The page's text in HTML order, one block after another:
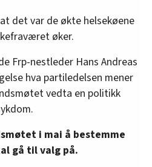
det var de økte helsekøene
øker.
Frp-nestleder Hans Andreas
hva partiledelsen mener
vedta en politikk
i mai å bestemme
gå til valg på.